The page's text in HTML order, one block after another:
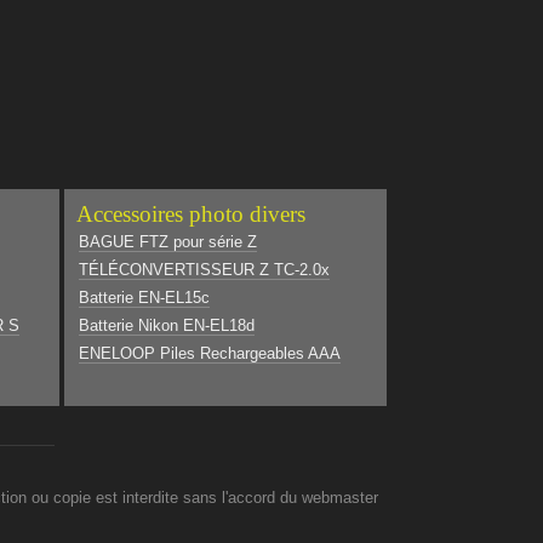
S
Accessoires photo divers
BAGUE FTZ pour série Z
TÉLÉCONVERTISSEUR Z TC-2.0x
Batterie EN-EL15c
Batterie Nikon EN-EL18d
ENELOOP Piles Rechargeables AAA
ou copie est interdite sans l'accord du webmaster